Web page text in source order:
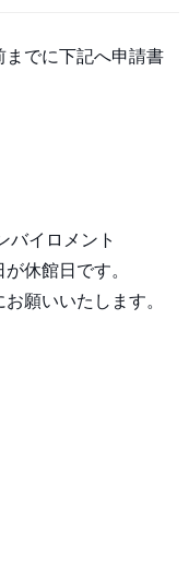
までに下記へ申請書
バイロメント
休館日です。
願いいたします。